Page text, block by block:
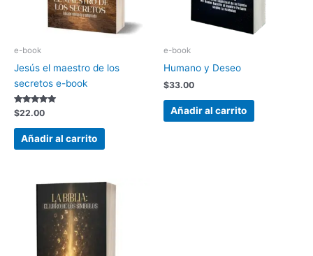
e-book
Jesús el maestro de los
secretos e-book
Valorado con
5.00
de 5
$22.00
Añadir al carrito
e-book
Humano y Deseo
$33.00
Añadir al carrito